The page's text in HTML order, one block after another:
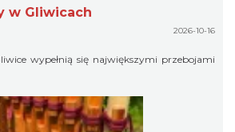
w Gliwicach
2026-10-16
wypełnią się największymi przebojami